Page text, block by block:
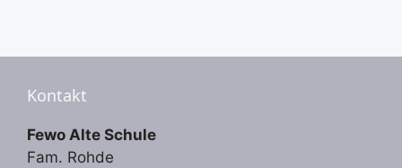
Kontakt
Fewo Alte Schule
Fam. Rohde